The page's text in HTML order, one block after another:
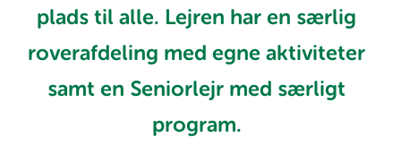
plads til alle. Lejren har en særlig
roverafdeling med egne aktiviteter
samt en Seniorlejr med særligt
program.